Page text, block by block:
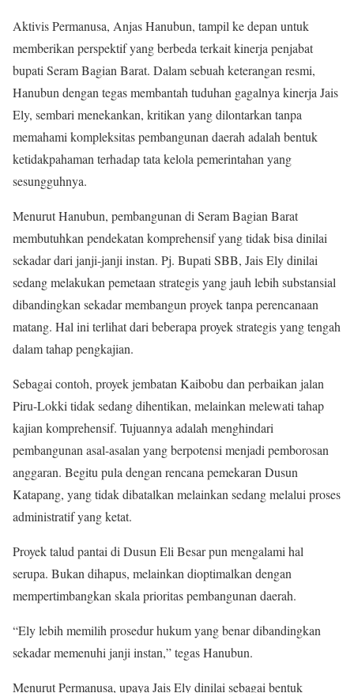
Aktivis Permanusa, Anjas Hanubun, tampil ke depan untuk
memberikan perspektif yang berbeda terkait kinerja penjabat
bupati Seram Bagian Barat. Dalam sebuah keterangan resmi,
Hanubun dengan tegas membantah tuduhan gagalnya kinerja Jais
Ely, sembari menekankan, kritikan yang dilontarkan tanpa
memahami kompleksitas pembangunan daerah adalah bentuk
ketidakpahaman terhadap tata kelola pemerintahan yang
sesungguhnya.
Menurut Hanubun, pembangunan di Seram Bagian Barat
membutuhkan pendekatan komprehensif yang tidak bisa dinilai
sekadar dari janji-janji instan. Pj. Bupati SBB, Jais Ely dinilai
sedang melakukan pemetaan strategis yang jauh lebih substansial
dibandingkan sekadar membangun proyek tanpa perencanaan
matang. Hal ini terlihat dari beberapa proyek strategis yang tengah
dalam tahap pengkajian.
Sebagai contoh, proyek jembatan Kaibobu dan perbaikan jalan
Piru-Lokki tidak sedang dihentikan, melainkan melewati tahap
kajian komprehensif. Tujuannya adalah menghindari
pembangunan asal-asalan yang berpotensi menjadi pemborosan
anggaran. Begitu pula dengan rencana pemekaran Dusun
Katapang, yang tidak dibatalkan melainkan sedang melalui proses
administratif yang ketat.
Proyek talud pantai di Dusun Eli Besar pun mengalami hal
serupa. Bukan dihapus, melainkan dioptimalkan dengan
mempertimbangkan skala prioritas pembangunan daerah.
“Ely lebih memilih prosedur hukum yang benar dibandingkan
sekadar memenuhi janji instan,” tegas Hanubun.
Menurut Permanusa, upaya Jais Ely dinilai sebagai bentuk